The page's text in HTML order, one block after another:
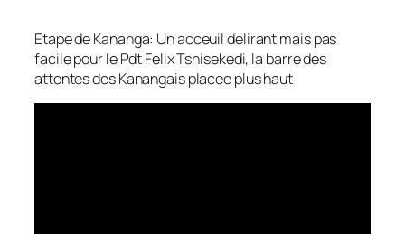
Etape de Kananga: Un acceuil delirant mais pas
facile pour le Pdt Felix Tshisekedi, la barre des
attentes des Kanangais placee plus haut